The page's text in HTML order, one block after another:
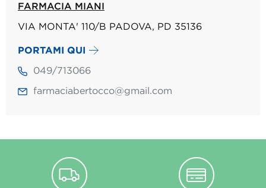
FARMACIA MIANI
VIA MONTA' 110/B PADOVA, PD 35136
PORTAMI QUI
049/713066
farmaciabertocco@gmail.com